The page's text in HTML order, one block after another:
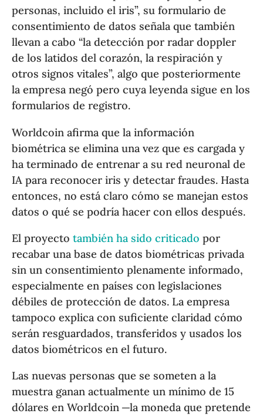
personas, incluido el iris”, su formulario de
consentimiento de datos señala que también
llevan a cabo “la detección por radar doppler
de los latidos del corazón, la respiración y
otros signos vitales”, algo que posteriormente
la empresa negó pero cuya leyenda sigue en los
formularios de registro.
Worldcoin afirma que la información
biométrica se elimina una vez que es cargada y
ha terminado de entrenar a su red neuronal de
IA para reconocer iris y detectar fraudes. Hasta
entonces, no está claro cómo se manejan estos
datos o qué se podría hacer con ellos después.
El proyectotambién ha sido criticado por
recabar una base de datos biométricas privada
sin un consentimiento plenamente informado,
especialmente en países con legislaciones
débiles de protección de datos. La empresa
tampoco explica con suficiente claridad cómo
serán resguardados, transferidos y usados los
datos biométricos en el futuro.
Las nuevas personas que se someten a la
muestra ganan actualmente un mínimo de 15
dólares en Worldcoin ─la moneda que pretende